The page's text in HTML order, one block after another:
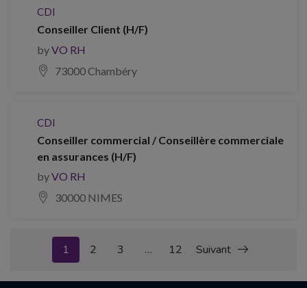
CDI
Conseiller Client (H/F)
byVO RH
73000 Chambéry
CDI
Conseiller commercial / Conseillère commerciale
en assurances (H/F)
byVO RH
30000 NIMES
1 2 3 … 12 Suivant